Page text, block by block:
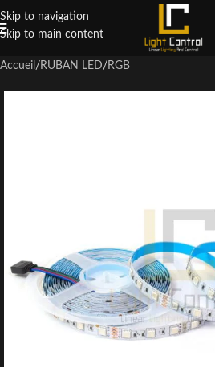
Skip to navigation
Skip to main content
Accueil / RUBAN LED/ RGB